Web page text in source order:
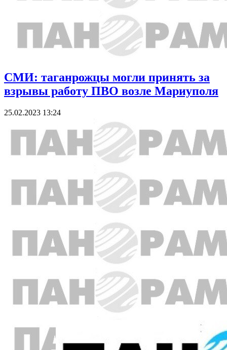
СМИ: таганрожцы могли принять за
взрывы работу ПВО возле Мариуполя
25.02.2023 13:24